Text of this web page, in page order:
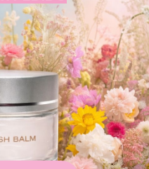
Quedan 17h
10/08 , hasta las